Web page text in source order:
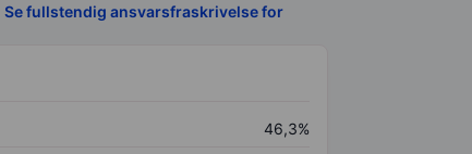
Se fullstendig ansvarsfraskrivelse for
46,3%